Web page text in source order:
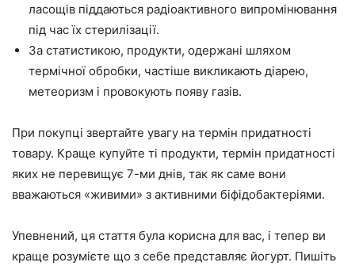
ласощів піддаються радіоактивного випромінювання
під час їх стерилізації.
За статистикою, продукти, одержані шляхом
термічної обробки, частіше викликають діарею,
метеоризм і провокують появу газів.
При покупці звертайте увагу на термін придатності
товару. Краще купуйте ті продукти, термін придатності
яких не перевищує 7-ми днів, так як саме вони
вважаються «живими» з активними біфідобактеріями.
Упевнений, ця стаття була корисна для вас, і тепер ви
краще розумієте що з себе представляє йогурт. Пишіть